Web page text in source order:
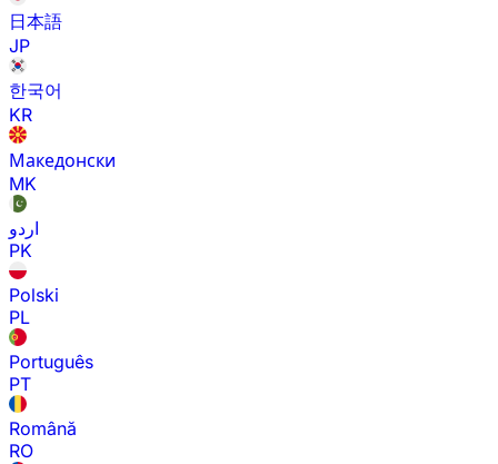
日本語
JP
한국어
KR
Македонски
MK
اردو
PK
Polski
PL
Português
PT
Română
RO